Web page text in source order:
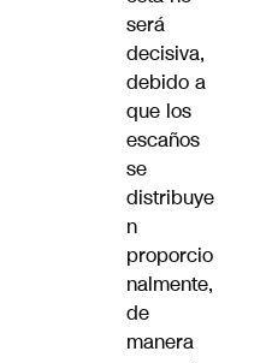
será
decisiva,
debido a
que los
escaños
se
distribuye
n
proporcio
nalmente,
de
manera